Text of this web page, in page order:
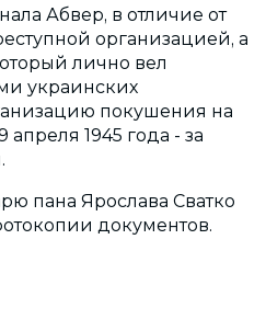
Абвер, в отличие от
организацией, а
лично вел
украинских
покушения на
1945 года - за
пана Ярослава Сватко
документов.